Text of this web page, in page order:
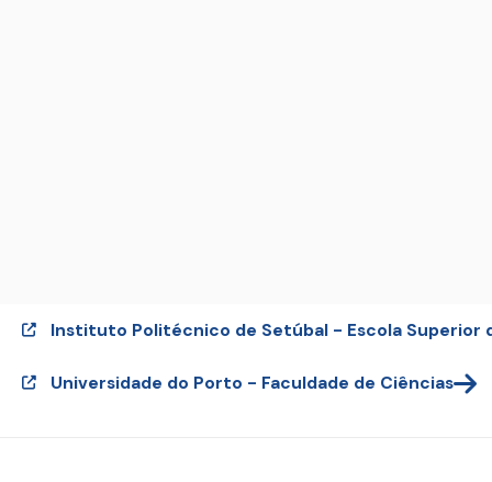
Instituto Politécnico de Setúbal - Escola Superior
Universidade do Porto - Faculdade de Ciências